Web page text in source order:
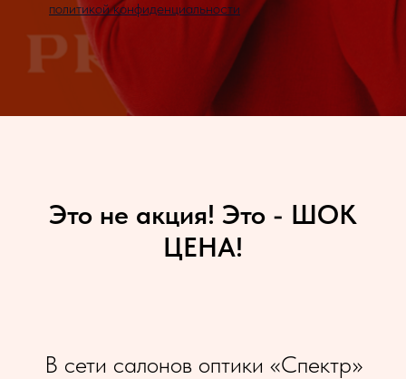
политикой конфиденциальности
Это не акция! Это - ШОК
ЦЕНА!
В сети салонов оптики «Спектр»